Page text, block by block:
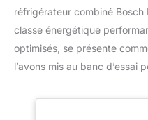
réfrigérateur combiné Bosch
classe énergétique
optimisés, se présente
l’avons mis au banc d’essai